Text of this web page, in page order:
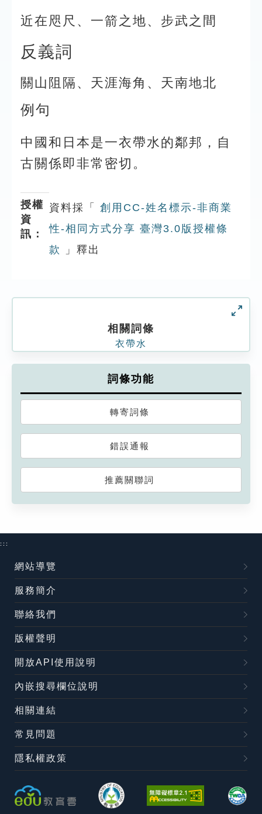
近在咫尺、一箭之地、步武之間
反義詞
關山阻隔、天涯海角、天南地北
例句
中國和日本是一衣帶水的鄰邦，自
古關係即非常密切。
授權
資
訊：
資料採「
創用CC-姓名標示-非商業
性-相同方式分享 臺灣3.0版授權條
款
」釋出
相關詞條
衣帶水
詞條功能
轉寄詞條
錯誤通報
推薦關聯詞
:::
網站導覽
服務簡介
聯絡我們
版權聲明
開放API使用說明
內嵌搜尋欄位說明
相關連結
常見問題
隱私權政策